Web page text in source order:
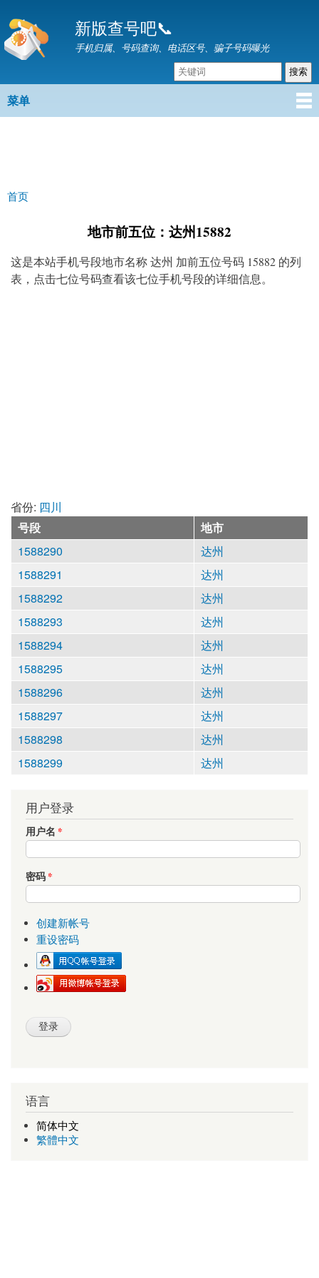
转
到
要
容
新版查号吧📞
手机归属、号码查询、电话区号、骗子号码曝光
主菜单
菜单
你在这里
首页
地市前五位：达州15882
这是本站手机号段地市名称 达州 加前五位号码 15882 的列
表，点击七位号码查看该七位手机号段的详细信息。
省份: 四川
号段
地市
1588290
达州
1588291
达州
1588292
达州
1588293
达州
1588294
达州
1588295
达州
1588296
达州
1588297
达州
1588298
达州
1588299
达州
用户登录
用户名 *
密码*
创建新帐号
重设密码
语言
简体中文
繁體中文